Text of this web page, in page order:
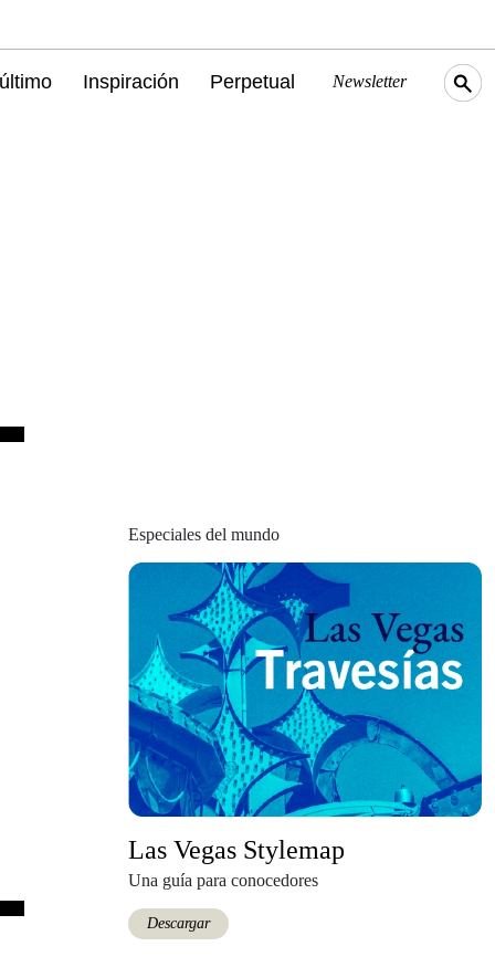
Inspiración Perpetual Newsletter
Especiales del mundo
Las Vegas Stylemap
Una guía para conocedores
Descargar